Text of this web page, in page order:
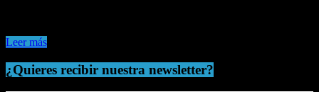
Leer más
¿Quieres recibir nuestra newsletter?